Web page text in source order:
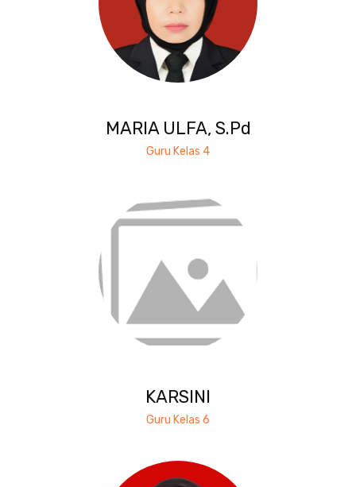
MARIA ULFA, S.Pd
Guru Kelas 4
KARSINI
Guru Kelas 6